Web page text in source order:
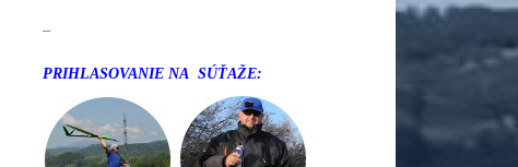
–
PRIHLASOVANIE NA SÚŤAŽE: